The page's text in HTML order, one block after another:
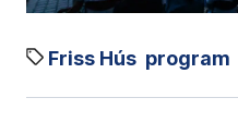
Friss Hús program